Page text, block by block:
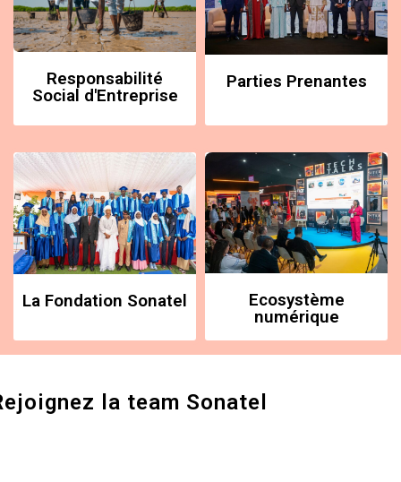
Responsabilité
Social d'Entreprise
Parties Prenantes
La Fondation Sonatel
Ecosystème
numérique
la team Sonatel